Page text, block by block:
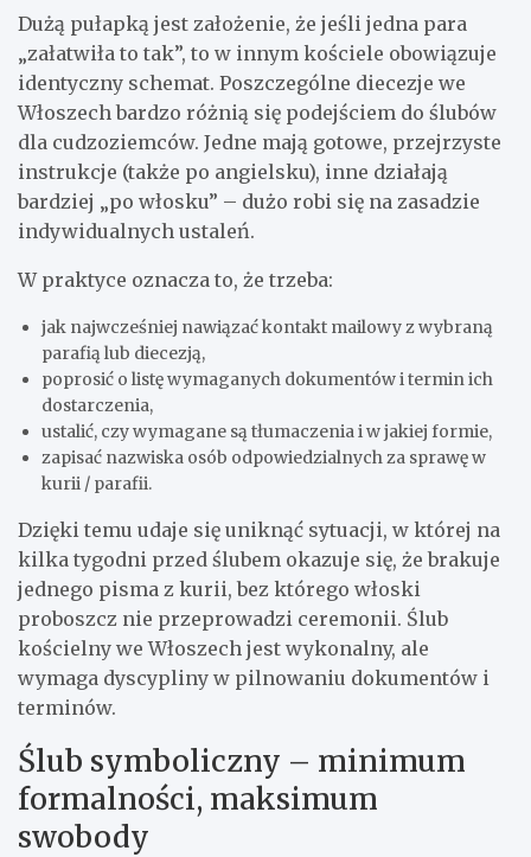
Dużą pułapką jest założenie, że jeśli jedna para
„załatwiła to tak”, to w innym kościele obowiązuje
identyczny schemat. Poszczególne diecezje we
Włoszech bardzo różnią się podejściem do ślubów
dla cudzoziemców. Jedne mają gotowe, przejrzyste
instrukcje (także po angielsku), inne działają
bardziej „po włosku” – dużo robi się na zasadzie
indywidualnych ustaleń.
W praktyce oznacza to, że trzeba:
jak najwcześniej nawiązać kontakt mailowy z wybraną
parafią lub diecezją,
poprosić o listę wymaganych dokumentów i termin ich
dostarczenia,
ustalić, czy wymagane są tłumaczenia i w jakiej formie,
zapisać nazwiska osób odpowiedzialnych za sprawę w
kurii / parafii.
Dzięki temu udaje się uniknąć sytuacji, w której na
kilka tygodni przed ślubem okazuje się, że brakuje
jednego pisma z kurii, bez którego włoski
proboszcz nie przeprowadzi ceremonii. Ślub
kościelny we Włoszech jest wykonalny, ale
wymaga dyscypliny w pilnowaniu dokumentów i
terminów.
Ślub symboliczny – minimum
formalności, maksimum
swobody